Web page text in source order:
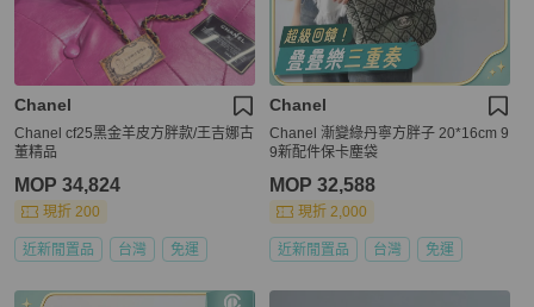
Chanel
Chanel cf25黑金羊皮方胖款/王吉娜古
董精品
MOP 34,824
現折 200
近新閒置品 台灣 免運
Chanel
Chanel 漸變綠丹寧方胖子 20*16cm 9
9新配件保卡塵袋
MOP 32,588
現折 2,000
近新閒置品 台灣 免運